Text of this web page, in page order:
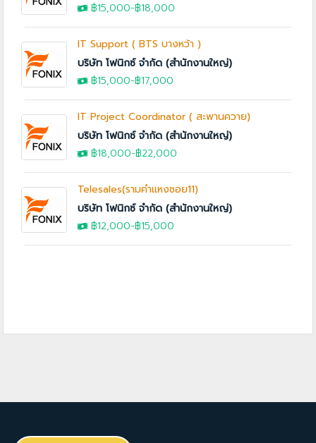
฿15,000-฿18,000
IT Support ( BTS บางหว้า )
บริษัท โฟนิกซ์ จำกัด (สำนักงานใหญ่)
฿15,000-฿17,000
IT Project Coordinator ( สะพานควาย)
บริษัท โฟนิกซ์ จำกัด (สำนักงานใหญ่)
฿18,000-฿22,000
Telesales(รามคำแหงซอย11)
บริษัท โฟนิกซ์ จำกัด (สำนักงานใหญ่)
฿12,000-฿15,000